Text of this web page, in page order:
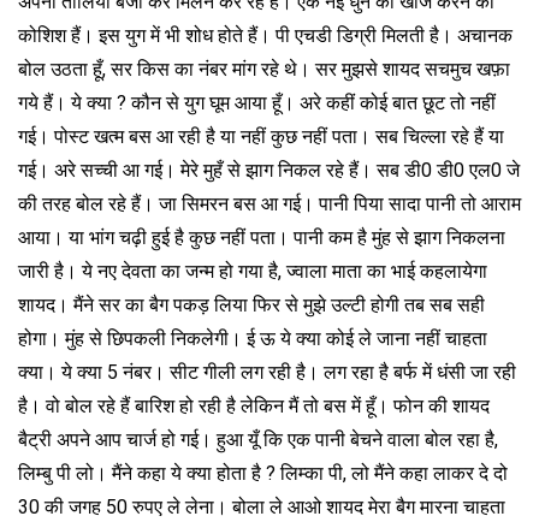
कोशिश हैं। इस युग में भी शोध होते हैं। पी एचडी डिग्री मिलती है। अचानक
बोल उठता हूँ, सर किस का नंबर मांग रहे थे। सर मुझसे शायद सचमुच खफ़ा
गये हैं। ये क्या ? कौन से युग घूम आया हूँ। अरे कहीं कोई बात छूट तो नहीं
गई। पोस्ट खत्म बस आ रही है या नहीं कुछ नहीं पता। सब चिल्ला रहे हैं या
गई। अरे सच्ची आ गई। मेरे मुहँ से झाग निकल रहे हैं। सब डी0 डी0 एल0 जे
की तरह बोल रहे हैं। जा सिमरन बस आ गई। पानी पिया सादा पानी तो आराम
आया। या भांग चढ़ी हुई है कुछ नहीं पता। पानी कम है मुंह से झाग निकलना
जारी है। ये नए देवता का जन्म हो गया है, ज्वाला माता का भाई कहलायेगा
शायद। मैंने सर का बैग पकड़ लिया फिर से मुझे उल्टी होगी तब सब सही
होगा। मुंह से छिपकली निकलेगी। ई ऊ ये क्या कोई ले जाना नहीं चाहता
क्या। ये क्या 5 नंबर। सीट गीली लग रही है। लग रहा है बर्फ में धंसी जा रही
है। वो बोल रहे हैं बारिश हो रही है लेकिन मैं तो बस में हूँ। फोन की शायद
बैट्री अपने आप चार्ज हो गई। हुआ यूँ कि एक पानी बेचने वाला बोल रहा है,
लिम्बु पी लो। मैंने कहा ये क्या होता है ? लिम्का पी, लो मैंने कहा लाकर दे दो
30 की जगह 50 रुपए ले लेना। बोला ले आओ शायद मेरा बैग मारना चाहता